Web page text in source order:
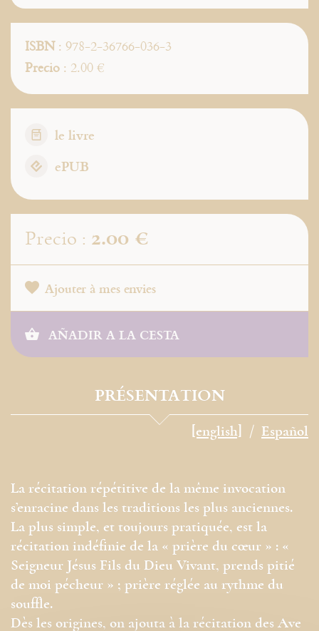
ISBN: 978-2-36766-036-3
Precio : 2.00 €
le livre
ePUB
Precio : 2.00 €
Ajouter à mes envies
AÑADIR A LA CESTA
PRÉSENTATION
[english] Español
La récitation répétitive de la même ­invocation
s’enracine dans les traditions les plus anciennes.
La plus simple, et toujours pratiquée, est la
récitation indéfinie de la « prière du cœur » : «
Seigneur Jésus Fils du Dieu Vivant, prends pitié
de moi pécheur » ; prière réglée au rythme du
souffle.
Dès les origines, on ajouta à la récitation des Ave